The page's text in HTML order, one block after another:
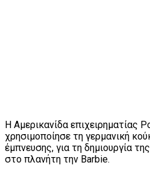
Η Αμερικανίδα επιχειρηματίας
χρησιμοποίησε τη γερμανική
έμπνευσης, για τη δημιουργία
στο πλανήτη την Barbie.